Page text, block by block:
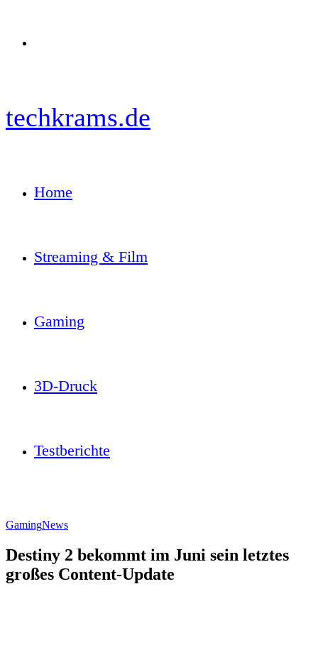
techkrams.de
Home
Streaming & Film
Gaming
3D-Druck
Testberichte
GamingNews
Destiny 2 bekommt im Juni sein letztes
großes Content-Update